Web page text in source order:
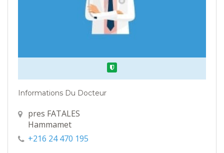
Verified
Informations Du Docteur
pres FATALES
Hammamet
+216 24 470 195